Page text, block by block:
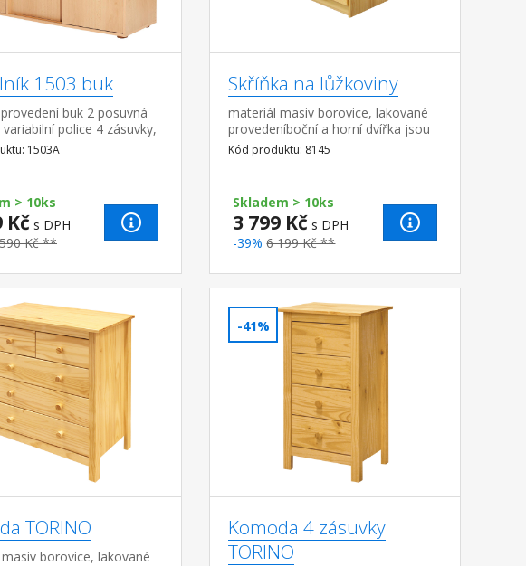
1503 buk
buk 2 posuvná
police 4 zásuvky,
30 cm
1503A
> 10ks
Kč s DPH
Kč **
Skříňka na lůžkoviny
materiál masiv borovice, lakované
provedeníboční a horní dvířka jsou
výklopná
Kód produktu: 8145
Skladem > 10ks
3 799 Kč s DPH
-39% 6 199 Kč **
TORINO
borovice, lakované
-41%
Komoda 4 zásuvky
TORINO